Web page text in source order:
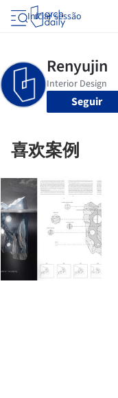
Iniciar sessão
Seguir
喜欢案例